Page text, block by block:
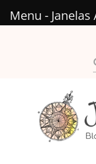
Menu - Janelas